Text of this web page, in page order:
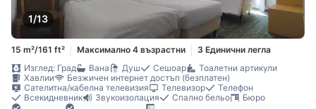
1/13
15 m²/161 ft² Максимално 4 възрастни
3 Единични легла
Изглед: Град
Вана Душ Сешоар
Тоалетни артикули
Хавлии
Безжичен интернет достъп (безплатен)
Сателитна/кабелна телевизия
Телевизор
Телефон
Всекидневник
Звукоизолация Спално бельо
Бюро